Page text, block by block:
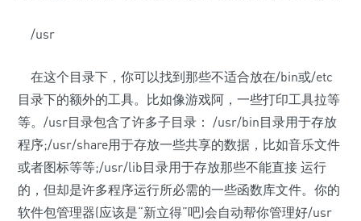
/usr
在这个目录下，你可以找到那些不适合放在/bin或/etc
目录下的额外的工具。比如像游戏阿，一些打印工具拉等
等。/usr目录包含了许多子目录： /usr/bin目录用于存放
程序;/usr/share用于存放一些共享的数据，比如音乐文件
或者图标等等;/usr/lib目录用于存放那些不能直接 运行
的，但却是许多程序运行所必需的一些函数库文件。你的
软件包管理器(应该是“新立得”吧)会自动帮你管理好/usr